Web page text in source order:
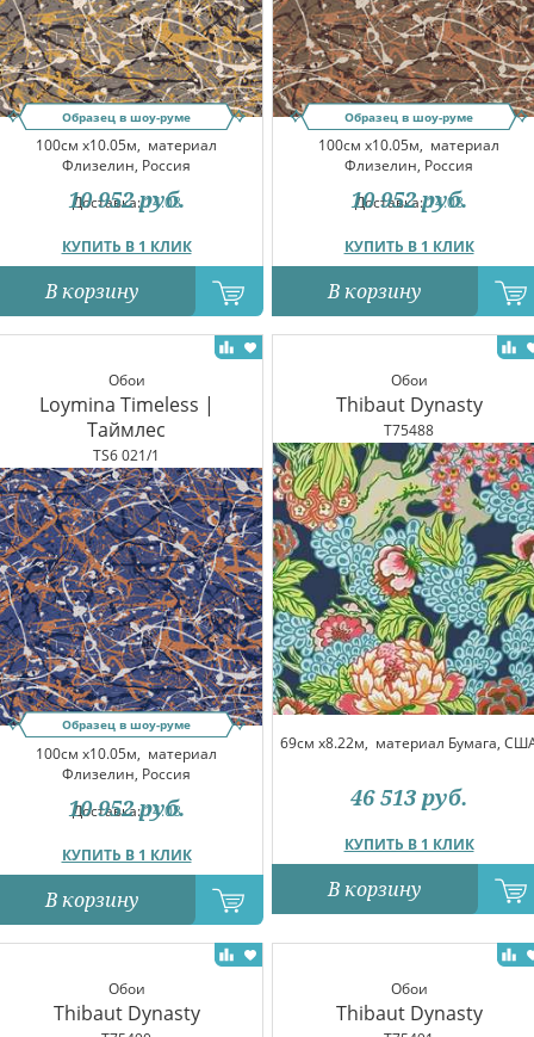
Образец в шоу-руме
100см x10.05м, материал
Флизелин, Россия
Доставка:14.08
КУПИТЬ В 1 КЛИК
10 952 руб.
В корзину
Образец в шоу-руме
100см x10.05м, материал
Флизелин, Россия
Доставка:14.08
КУПИТЬ В 1 КЛИК
10 952 руб.
В корзину
Обои
Loymina Timeless |
Таймлес
TS6 021/1
Образец в шоу-руме
100см x10.05м, материал
Флизелин, Россия
Доставка:14.08
КУПИТЬ В 1 КЛИК
10 952 руб.
В корзину
Обои
Thibaut Dynasty
T75488
69см x8.22м, материал Бумага,
КУПИТЬ В 1 КЛИК
46 513 руб.
В корзину
Обои
Thibaut Dynasty
Обои
Thibaut Dynasty